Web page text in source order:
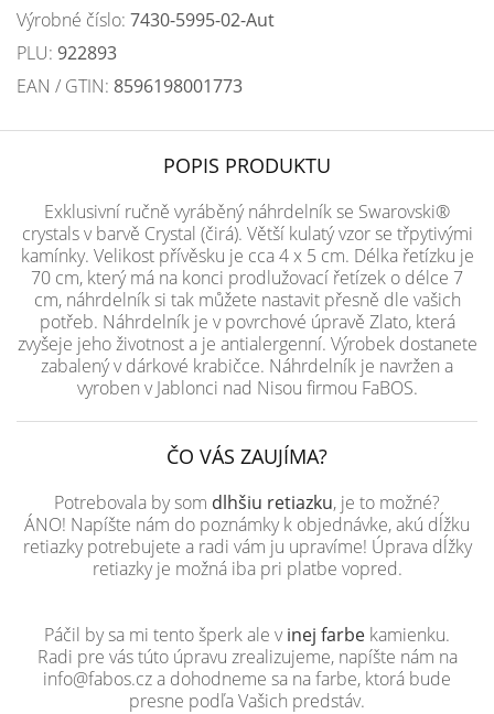
Výrobné číslo: 7430-5995-02-Aut
PLU: 922893
EAN / GTIN: 8596198001773
POPIS PRODUKTU
Exklusivní ručně vyráběný náhrdelník se Swarovski®
crystals v barvě Crystal (čirá). Větší kulatý vzor se třpytivými
kamínky. Velikost přívěsku je cca 4 x 5 cm. Délka řetízku je
70 cm, který má na konci prodlužovací řetízek o délce 7
cm, náhrdelník si tak můžete nastavit přesně dle vašich
potřeb. Náhrdelník je v povrchové úpravě Zlato, která
zvyšeje jeho životnost a je antialergenní. Výrobek dostanete
zabalený v dárkové krabičce. Náhrdelník je navržen a
vyroben v Jablonci nad Nisou firmou FaBOS.
ČO VÁS ZAUJÍMA?
Potrebovala by som dlhšiu retiazku, je to možné?
ÁNO! Napíšte nám do poznámky k objednávke, akú dĺžku
retiazky potrebujete a radi vám ju upravíme! Úprava dĺžky
retiazky je možná iba pri platbe vopred.
Páčil by sa mi tento šperk ale vinej farbe kamienku.
Radi pre vás túto úpravu zrealizujeme, napíšte nám na
info@fabos.cz a dohodneme sa na farbe, ktorá bude
presne podľa Vašich predstáv.